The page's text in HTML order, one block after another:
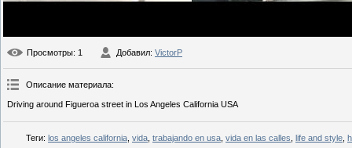
Просмотры: 1 Добавил: VictorP
Описание материала:
Driving around Figueroa street in Los Angeles California USA
Теги: los angeles california vida trabajando en usa vida en las calles life and style